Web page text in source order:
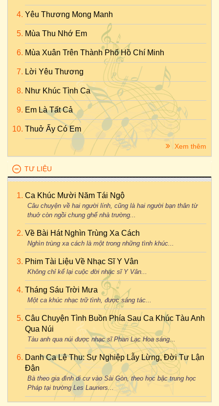
Yêu Thương Mong Manh
Mùa Thu Nhớ Em
Mùa Xuân Trên Thành Phố Hồ Chí Minh
Lời Yêu Thương
Như Khúc Tình Ca
Em Là Tất Cả
Thuở Ấy Có Em
Xem thêm
TƯ LIỆU
Ca Khúc Mười Năm Tái Ngộ
Câu chuyện về hai người lính, cũng là hai người bạn thân từ
thuở còn ngồi chung ghế nhà trường...
Về Bài Hát Nghìn Trùng Xa Cách
Nghìn trùng xa cách là một trong những tình khúc...
Phim Tài Liệu Về Nhạc Sĩ Y Vân
Không chỉ kể lại cuộc đời nhạc sĩ Y Vân...
Tháng Sáu Trời Mưa
Một ca khúc nhạc trữ tình, được sáng tác...
Câu Chuyện Tình Buồn Phía Sau Ca Khúc Tàu Anh
Qua Núi
Tàu anh qua núi được nhạc sĩ Phan Lạc Hoa sáng...
Danh Ca Lệ Thu: Sự Nghiệp Lẫy Lừng, Đời Tư Lận
Đận
Bà theo gia đình di cư vào Sài Gòn, theo học bậc trung học
Pháp tại trường Les Lauriers...